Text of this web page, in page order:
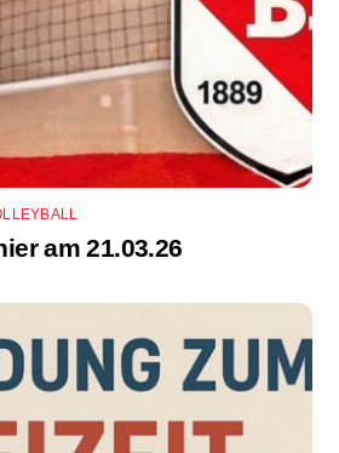
am 21.03.26